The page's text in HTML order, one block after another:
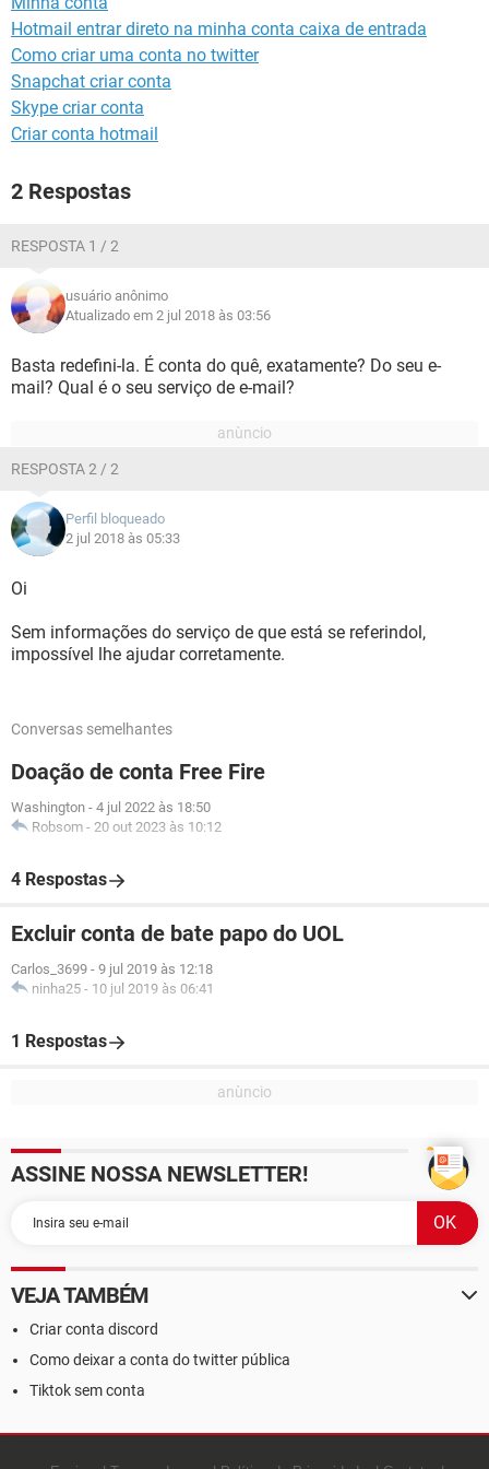
GUIA DE COMPRAS
Hotmail entrar direto na minha conta caixa de entrada
Como criar uma conta no twitter
Snapchat criar conta
Skype criar conta
Criar conta hotmail
2 Respostas
RESPOSTA 1 / 2
usuário anônimo
Atualizado em 2 jul 2018 às 03:56
Basta redefini-la. É conta do quê, exatamente? Do seu e-
mail? Qual é o seu serviço de e-mail?
RESPOSTA 2 / 2
Perfil bloqueado
2 jul 2018 às 05:33
Oi
Sem informações do serviço de que está se referindol,
impossível lhe ajudar corretamente.
Conversas semelhantes
Doação de conta Free Fire
Washington - 4 jul 2022 às 18:50
Robsom - 20 out 2023 às 10:12
4 Respostas
Excluir conta de bate papo do UOL
Carlos_3699 - 9 jul 2019 às 12:18
ninha25 - 10 jul 2019 às 06:41
1 Respostas
ASSINE NOSSA NEWSLETTER!
VEJA TAMBÉM
Criar conta discord
Como deixar a conta do twitter pública
Tiktok sem conta